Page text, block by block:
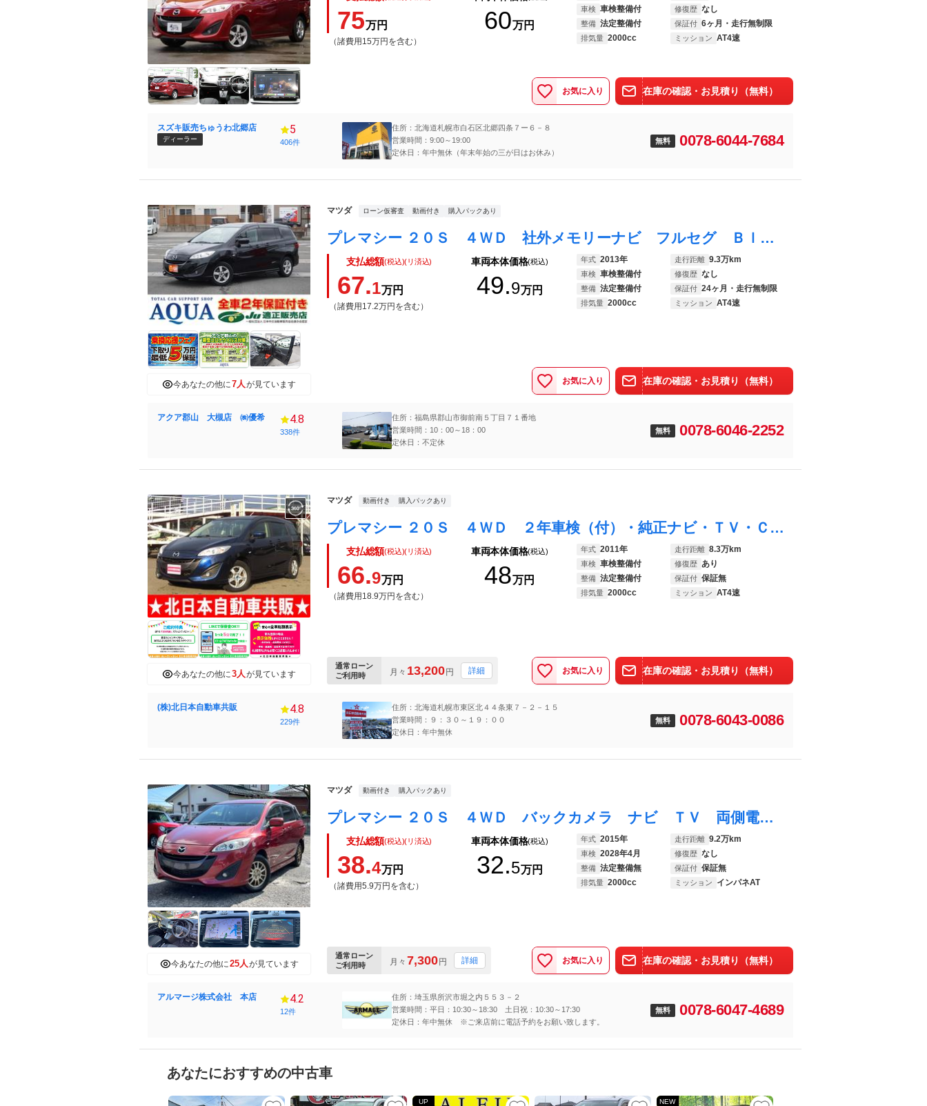
75万円
（諸費用15万円を含む）
60万円
車検 車検整備付 修復歴 なし
整備 法定整備付 保証付 6ヶ月・走行無制限
排気量 2000cc ミッション AT4速
お気に入り 在庫の確認・お見積り（無料）
スズキ販売ちゅうわ北郷店
ディーラー
5
406件
住所：北海道札幌市白石区北郷四条７ー６－８
営業時間：9:00～19:00
定休日：年中無休（年末年始の三が日はお休み）
無料 0078-6044-7684
今あなたの他に7人が見ています
マツダ ローン仮審査 動画付き 購入パックあり
プレマシー ２０Ｓ ４ＷＤ 社外メモリーナビ フルセグ Ｂｌｕｅｔｏｏｔｈ接続 バックカメラ フリップダウンモニター スマートキー ＥＴＣ 片側電動スライドドア ＨＩＤヘッドライト オートライト ２年保証付
支払総額(税込)(リ済込)
67.1万円
（諸費用17.2万円を含む）
車両本体価格(税込)
49.9万円
年式 2013年 走行距離 9.3万km
車検 車検整備付 修復歴 なし
整備 法定整備付 保証付 24ヶ月・走行無制限
排気量 2000cc ミッション AT4速
お気に入り 在庫の確認・お見積り（無料）
アクア郡山 大槻店 ㈱優希 4.8
338件
住所：福島県郡山市御前南５丁目７１番地
営業時間：10：00～18：00
定休日：不定休
無料 0078-6046-2252
今あなたの他に3人が見ています
マツダ 動画付き 購入パックあり
プレマシー ２０Ｓ ４ＷＤ ２年車検（付）・純正ナビ・ＴＶ・ＣＤ／ＤＶＤ／ＢＴ・Ｂカメラ・アドバンストキー・パワスラ・７人乗り・ＡＢＳ・オートエアコン・ＨＩＤ
支払総額(税込)(リ済込)
66.9万円
（諸費用18.9万円を含む）
車両本体価格(税込)
48万円
年式 2011年 走行距離 8.3万km
車検 車検整備付 修復歴 あり
整備 法定整備付 保証付 保証無
排気量 2000cc ミッション AT4速
通常ローン
ご利用時
月々 13,200円 詳細 お気に入り 在庫の確認・お見積り（無料）
(株)北日本自動車共販 4.8
229件
住所：北海道札幌市東区北４４条東７－２－１５
営業時間：９：３０～１９：００
定休日：年中無休
無料 0078-6043-0086
今あなたの他に25人が見ています
マツダ 動画付き 購入パックあり
プレマシー ２０Ｓ ４ＷＤ バックカメラ ナビ ＴＶ 両側電動スライドドア オートライト ＨＩＤ スマートキー ３列シート ＡＴ アルミホイール ＣＤ Ｂｌｕｅｔｏｏｔｈ 盗難防止システム 衝突安全ボディ ＡＢＳ ＥＳＣ
支払総額(税込)(リ済込)
38.4万円
（諸費用5.9万円を含む）
車両本体価格(税込)
32.5万円
年式 2015年 走行距離 9.2万km
車検 2028年4月 修復歴 なし
整備 法定整備無 保証付 保証無
排気量 2000cc ミッション インパネAT
通常ローン
ご利用時
月々 7,300円 詳細 お気に入り 在庫の確認・お見積り（無料）
アルマージ株式会社 本店 4.2
12件
住所：埼玉県所沢市堀之内５５３－２
営業時間：平日：10:30～18:30 土日祝：10:30～17:30
定休日：年中無休 ※ご来店前に電話予約をお願い致します。
無料 0078-6047-4689
あなたにおすすめの中古車
UP NEW